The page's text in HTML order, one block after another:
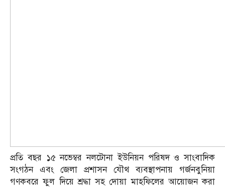
প্রতি বছর ১৫ নভেম্বর নলটোনা ইউনিয়ন পরিষদ ও সাংবাদিক
সংগঠন এবং জেলা প্রশাসন যৌথ ব্যবস্থাপনায় গর্জনবুনিয়া
গণকবরে ফুল দিয়ে শ্রদ্ধা সহ দোয়া মাহফিলের আয়োজন করা